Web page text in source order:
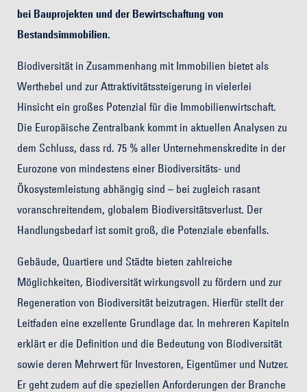
bei Bauprojekten und der Bewirtschaftung von
Bestandsimmobilien.
Biodiversität in Zusammenhang mit Immobilien bietet als
Werthebel und zur Attraktivitätssteigerung in vielerlei
Hinsicht ein großes Potenzial für die Immobilienwirtschaft.
Die Europäische Zentralbank kommt in aktuellen Analysen zu
dem Schluss, dass rd. 75 % aller Unternehmenskredite in der
Eurozone von mindestens einer Biodiversitäts- und
Ökosystemleistung abhängig sind – bei zugleich rasant
voranschreitendem, globalem Biodiversitätsverlust. Der
Handlungsbedarf ist somit groß, die Potenziale ebenfalls.
Gebäude, Quartiere und Städte bieten zahlreiche
Möglichkeiten, Biodiversität wirkungsvoll zu fördern und zur
Regeneration von Biodiversität beizutragen. Hierfür stellt der
Leitfaden eine exzellente Grundlage dar. In mehreren Kapiteln
erklärt er die Definition und die Bedeutung von Biodiversität
sowie deren Mehrwert für Investoren, Eigentümer und Nutzer.
Er geht zudem auf die speziellen Anforderungen der Branche